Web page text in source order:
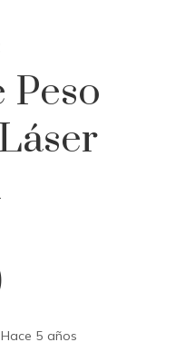
Hace 5 años